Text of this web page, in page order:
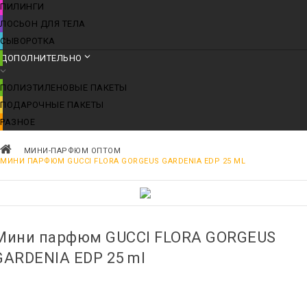
ПИЛИНГИ
ЛОСЬОН ДЛЯ ТЕЛА
СЫВОРОТКА
ДОПОЛНИТЕЛЬНО
ПОЛИЭТИЛЕНОВЫЕ ПАКЕТЫ
ПОДАРОЧНЫЕ ПАКЕТЫ
РАЗНОЕ
МИНИ-ПАРФЮМ ОПТОМ
МИНИ ПАРФЮМ GUCCI FLORA GORGEUS GARDENIA EDP 25 ML
парфюм GUCCI FLORA GORGEUS
EDP 25 ml